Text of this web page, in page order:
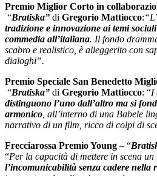
Premio Miglior Corto in
“Bratiska” di Gregorio Mattiocco:
tradizione e innovazione ai temi
commedia all’italiana. Il fondo
scabro e realistico, è alleggerito con
dialoghi”.
Premio Speciale San Benedetto
“Bratiska” di Gregorio Mattiocco: “I
distinguono l’uno dall’altro ma si
armonico , all’interno di una Babele
narrativo di un film, ricco di colpi di
Frecciarossa Premio Young – “
“Per la capacità di mettere in scena
l’incomunicabilità senza cadere nella